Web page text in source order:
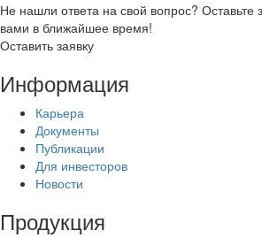
Не нашли ответа на свой вопрос? Оставьте
вами в ближайшее время!
Оставить заявку
Информация
Карьера
Документы
Публикации
Для инвесторов
Новости
Продукция